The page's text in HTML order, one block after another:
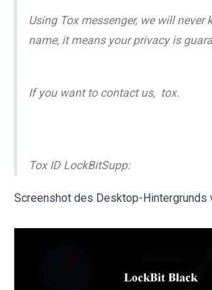
Using Tox messenger, we will never
name, it means your privacy is
If you want to contact us, tox.
Tox ID LockBitSupp:
Screenshot des Desktop-Hintergrunds